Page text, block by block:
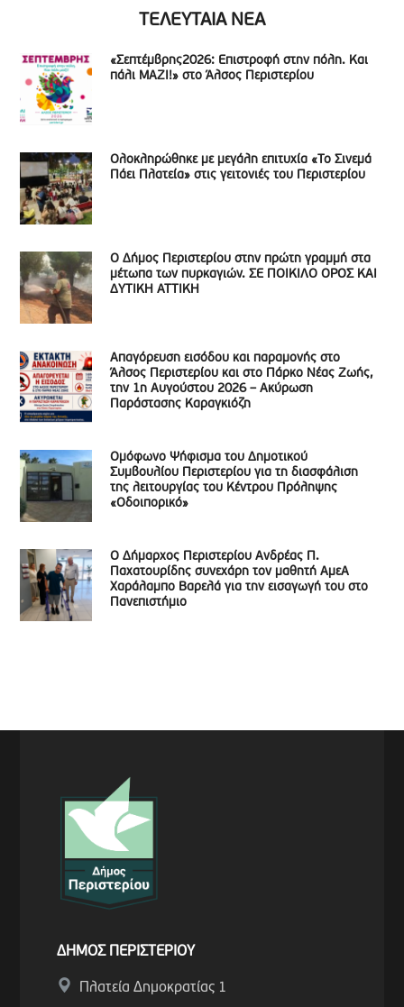
ΤΕΛΕΥΤΑΙΑ ΝΕΑ
«Σεπτέμβρης2026: Επιστροφή στην πόλη. Και
πάλι ΜΑΖΙ!» στο Άλσος Περιστερίου
Ολοκληρώθηκε με μεγάλη επιτυχία «Το Σινεμά
Πάει Πλατεία» στις γειτονιές του Περιστερίου
Ο Δήμος Περιστερίου στην πρώτη γραμμή στα
μέτωπα των πυρκαγιών. ΣΕ ΠΟΙΚΙΛΟ ΟΡΟΣ ΚΑΙ
ΔΥΤΙΚΗ ΑΤΤΙΚΗ
Απαγόρευση εισόδου και παραμονής στο
Άλσος Περιστερίου και στο Πάρκο Νέας Ζωής,
την 1η Αυγούστου 2026 – Ακύρωση
Παράστασης Καραγκιόζη
Ομόφωνο Ψήφισμα του Δημοτικού
Συμβουλίου Περιστερίου για τη διασφάλιση
της λειτουργίας του Κέντρου Πρόληψης
«Οδοιπορικό»
Ο Δήμαρχος Περιστερίου Ανδρέας Π.
Παχατουρίδης συνεχάρη τον μαθητή ΑμεΑ
Χαράλαμπο Βαρελά για την εισαγωγή του στο
Πανεπιστήμιο
ΔΗΜΟΣ ΠΕΡΙΣΤΕΡΙΟΥ
Πλατεία Δημοκρατίας 1